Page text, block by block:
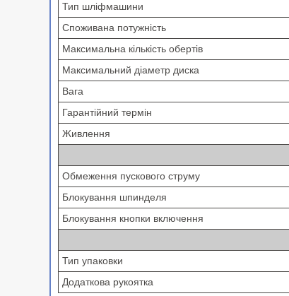
Тип шліфмашини
Споживана потужність
Максимальна кількість обертів
Максимальний діаметр диска
Вага
Гарантійний термін
Живлення
Обмеження пускового струму
Блокування шпинделя
Блокування кнопки включення
Тип упаковки
Додаткова рукоятка